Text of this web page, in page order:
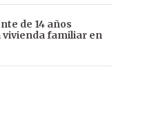
de 14 años
familiar en